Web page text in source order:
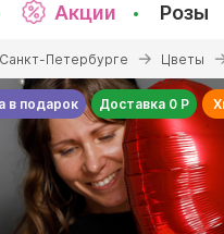
Акции Розы
Петербурге Цветы
в подарок Доставка 0 Р